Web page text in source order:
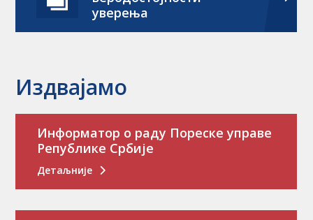
уверења
Издвајамо
Информатор о раду Пореске управе
Републике Србије
Детаљније